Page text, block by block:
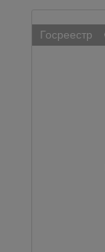
Госреестр